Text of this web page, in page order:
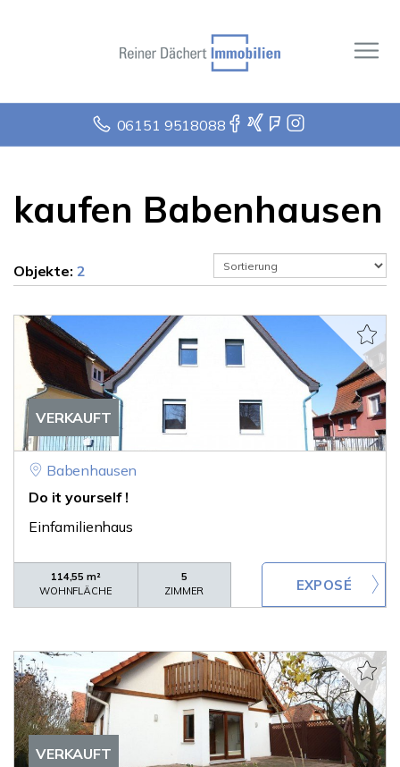
06151 9518088
kaufen Babenhausen
Objekte: 2
VERKAUFT
Babenhausen
Do it yourself !
Einfamilienhaus
114,55 m²
WOHNFLÄCHE
5
ZIMMER
VERKAUFT